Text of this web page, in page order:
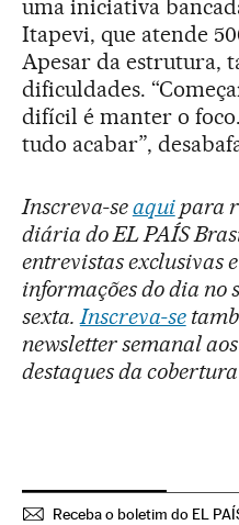
uma iniciativa
Itapevi, que atende
Apesar da estrutura,
dificuldades.
difícil é manter o
tudo acabar”,
Inscreva-seaquipara
diária do EL PAÍS
entrevistas exclusivas
informações do dia no
sexta.Inscreva-se
newsletter semanal
destaques da
Receba o boletim do EL